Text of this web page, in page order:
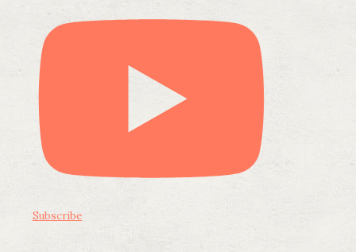
Subscribe